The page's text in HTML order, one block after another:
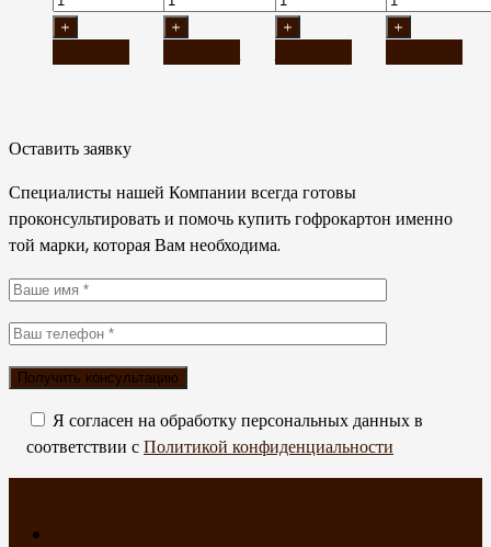
Оставить заявку
Специалисты нашей Компании всегда готовы
проконсультировать и помочь купить гофрокартон именно
той марки, которая Вам необходима.
Я согласен на обработку персональных данных в
соответствии сПолитикой конфиденциальности